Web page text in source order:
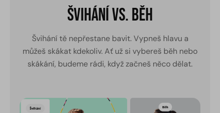
Švihání vs. Běh
Švihání tě nepřestane bavit. Vypneš hlavu a
můžeš skákat kdekoliv. Ať už si vybereš běh nebo
skákání, budeme rádi, když začneš něco dělat.